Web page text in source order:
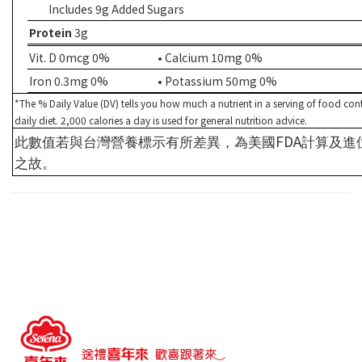
Includes 9g Added Sugars
Protein 3g
Vit. D 0mcg 0%
• Calcium 10mg 0%
Iron 0.3mg 0%
• Potassium 50mg 0%
*The % Daily Value (DV) tells you how much a nutrient in a serving of food
daily diet. 2,000 calories a day is used for general nutrition advice.
此數值若與台灣營養標示有所差異，為美國 FDA計算及進
之故。